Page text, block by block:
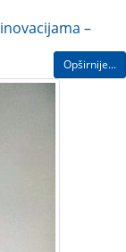
–
Opširnije...